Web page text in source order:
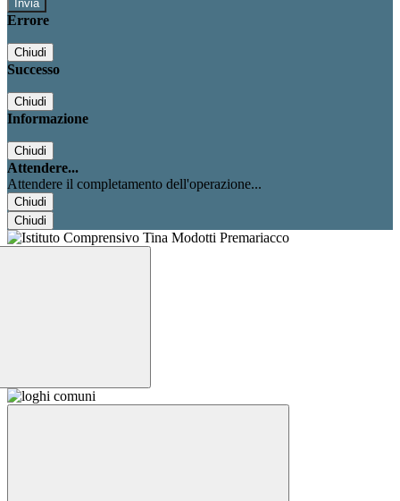
Errore
Chiudi
Successo
Chiudi
Informazione
Chiudi
Attendere...
Attendere il completamento dell'operazione...
Chiudi
Chiudi